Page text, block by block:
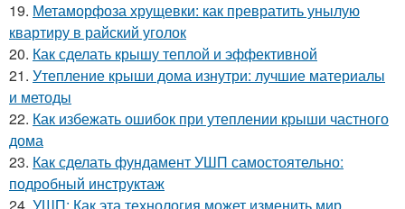
19. Метаморфоза хрущевки: как превратить унылую
квартиру в райский уголок
20. Как сделать крышу теплой и эффективной
21. Утепление крыши дома изнутри: лучшие материалы
и методы
22. Как избежать ошибок при утеплении крыши частного
дома
23. Как сделать фундамент УШП самостоятельно:
подробный инструктаж